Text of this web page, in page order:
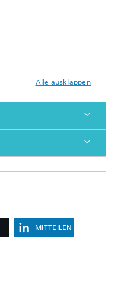
Alle ausklappen
MITTEILEN